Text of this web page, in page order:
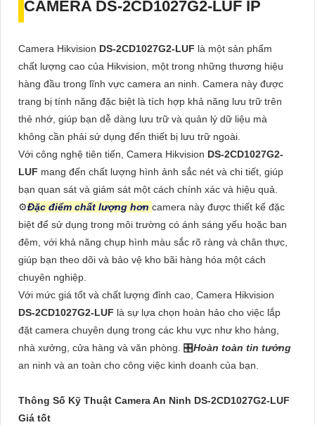
CAMERA DS-2CD1027G2-LUF IP
Camera Hikvision DS-2CD1027G2-LUF là một sản phẩm
chất lượng cao của Hikvision, một trong những thương hiệu
hàng đầu trong lĩnh vực camera an ninh. Camera này được
trang bị tính năng đặc biệt là tích hợp khả năng lưu trữ trên
thẻ nhớ, giúp bạn dễ dàng lưu trữ và quản lý dữ liệu mà
không cần phải sử dụng đến thiết bị lưu trữ ngoài.
Với công nghệ tiên tiến, Camera Hikvision DS-2CD1027G2-
LUF mang đến chất lượng hình ảnh sắc nét và chi tiết, giúp
bạn quan sát và giám sát một cách chính xác và hiệu quả.
⚙Đặc điểm chất lượng hơn camera này được thiết kế đặc
biệt để sử dụng trong môi trường có ánh sáng yếu hoặc ban
đêm, với khả năng chụp hình màu sắc rõ ràng và chân thực,
giúp bạn theo dõi và bảo vệ kho bãi hàng hóa một cách
chuyên nghiệp.
Với mức giá tốt và chất lượng đỉnh cao, Camera Hikvision
DS-2CD1027G2-LUF là sự lựa chọn hoàn hảo cho việc lắp
đặt camera chuyên dụng trong các khu vực như kho hàng,
nhà xưởng, cửa hàng và văn phòng. 🎛Hoàn toàn tin tưởng
an ninh và an toàn cho công việc kinh doanh của bạn.
Thông Số Kỹ Thuật Camera An Ninh DS-2CD1027G2-LUF
Giá tốt